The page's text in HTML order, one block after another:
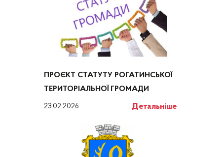
ПРОЄКТ СТАТУТУ РОГАТИНСЬКОЇ
ТЕРИТОРІАЛЬНОЇ ГРОМАДИ
23.02.2026 Детальніше